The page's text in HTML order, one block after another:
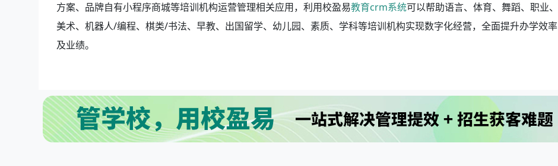
方案、品牌自有小程序商城等培训机构运营管理相关应用，利用校盈易教育crm系统可以帮助语言、体育、舞蹈、职业、
美术、机器人/编程、棋类/书法、早教、出国留学、幼儿园、素质、学科等培训机构实现数字化经营，全面提升办学效率
及业绩。